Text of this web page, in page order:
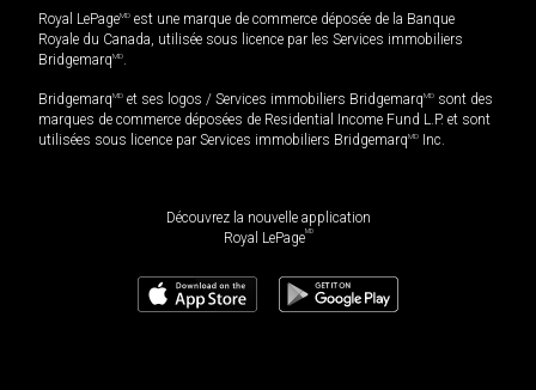
Royal LePageMD est une marque de commerce déposée de la Banque
Royale du Canada, utilisée sous licence par les Services immobiliers
BridgemarqMD.
BridgemarqMD et ses logos / Services immobiliers BridgemarqMD sont des
marques de commerce déposées de Residential Income Fund L.P. et sont
utilisées sous licence par Services immobiliers BridgemarqMD Inc.
Découvrez la nouvelle application
Royal LePageMD